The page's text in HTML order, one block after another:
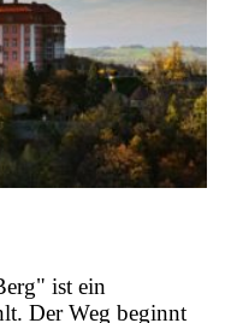
ist ein
Der Weg beginnt